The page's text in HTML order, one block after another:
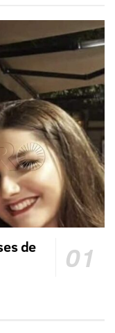
de